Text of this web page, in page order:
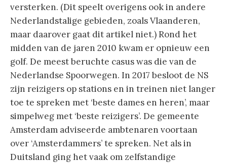
versterken. (Dit speelt overigens ook in andere
Nederlandstalige gebieden, zoals Vlaanderen,
maar daarover gaat dit artikel niet.) Rond het
midden van de jaren 2010 kwam er opnieuw een
golf. De meest beruchte casus was die van de
Nederlandse Spoorwegen. In 2017 besloot de NS
zijn reizigers op stations en in treinen niet langer
toe te spreken met ‘beste dames en heren’, maar
simpelweg met ‘beste reizigers’. De gemeente
Amsterdam adviseerde ambtenaren voortaan
over ‘Amsterdammers’ te spreken. Net als in
Duitsland ging het vaak om zelfstandige